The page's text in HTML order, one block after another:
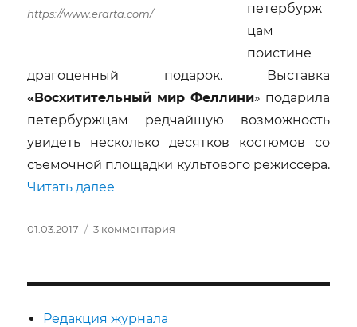
https://www.erarta.com/
петербурж
цам
поистине
драгоценный подарок. Выставка
«Восхитительный мир Феллини» подарила
петербуржцам редчайшую возможность
увидеть несколько десятков костюмов со
съемочной площадки культового режиссера.
Читать далее
Опубликовано
01.03.2017 3 комментария
Редакция журнала